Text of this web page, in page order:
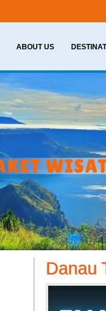
ABOUT US
Danau